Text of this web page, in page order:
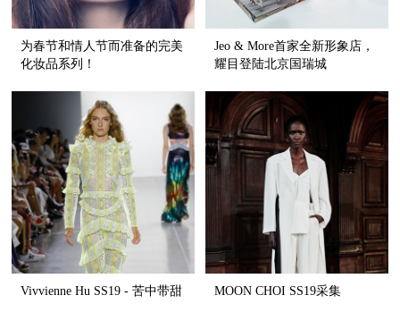
为春节和情人节而准备的完美
化妆品系列！
Jeo & More首家全新形象店，
耀目登陆北京国瑞城
Vivvienne Hu SS19 - 苦中带甜 MOON CHOI SS19采集